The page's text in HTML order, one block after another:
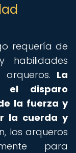
requería de
habilidades
La
el disparo
la fuerza y
la cuerda y
los arqueros
para